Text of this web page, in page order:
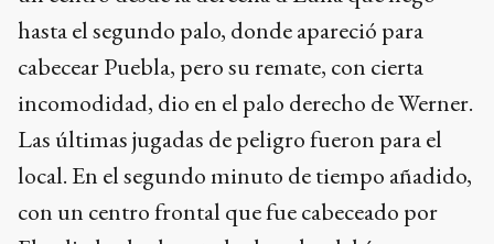
hasta el segundo palo, donde apareció para
cabecear Puebla, pero su remate, con cierta
incomodidad, dio en el palo derecho de Werner.
Las últimas jugadas de peligro fueron para el
local. En el segundo minuto de tiempo añadido,
con un centro frontal que fue cabeceado por